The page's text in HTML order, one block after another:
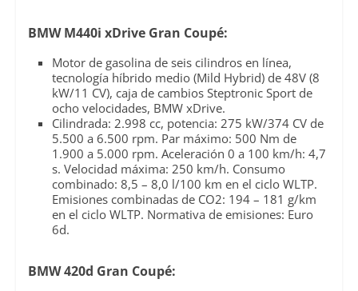
BMW M440i xDrive Gran Coupé:
Motor de gasolina de seis cilindros en línea,
tecnología híbrido medio (Mild Hybrid) de 48V (8
kW/11 CV), caja de cambios Steptronic Sport de
ocho velocidades, BMW xDrive.
Cilindrada: 2.998 cc, potencia: 275 kW/374 CV de
5.500 a 6.500 rpm. Par máximo: 500 Nm de
1.900 a 5.000 rpm. Aceleración 0 a 100 km/h: 4,7
s. Velocidad máxima: 250 km/h. Consumo
combinado: 8,5 – 8,0 l/100 km en el ciclo WLTP.
Emisiones combinadas de CO2: 194 – 181 g/km
en el ciclo WLTP. Normativa de emisiones: Euro
6d.
BMW 420d Gran Coupé: